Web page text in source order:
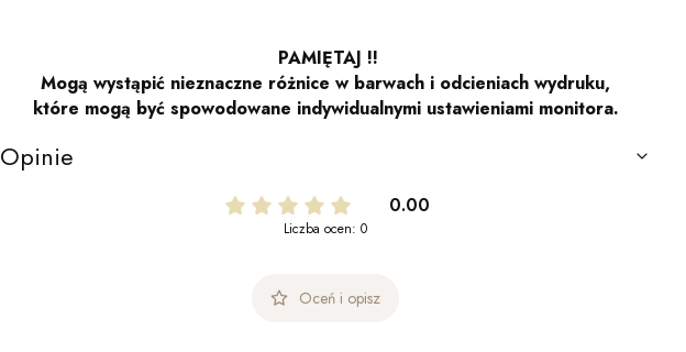
PAMIĘTAJ !!
Mogą wystąpić nieznaczne różnice w barwach i odcieniach wydruku,
które mogą być spowodowane indywidualnymi ustawieniami monitora.
Opinie
0.00
Liczba ocen: 0
Oceń i opisz